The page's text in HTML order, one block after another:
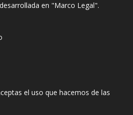
en "Marco Legal".
el uso que hacemos de las